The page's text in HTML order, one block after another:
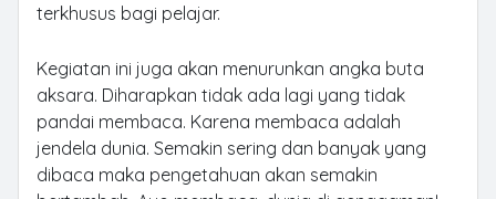
terkhusus bagi pelajar.
Kegiatan ini juga akan menurunkan angka buta
aksara. Diharapkan tidak ada lagi yang tidak
pandai membaca. Karena membaca adalah
jendela dunia. Semakin sering dan banyak yang
dibaca maka pengetahuan akan semakin